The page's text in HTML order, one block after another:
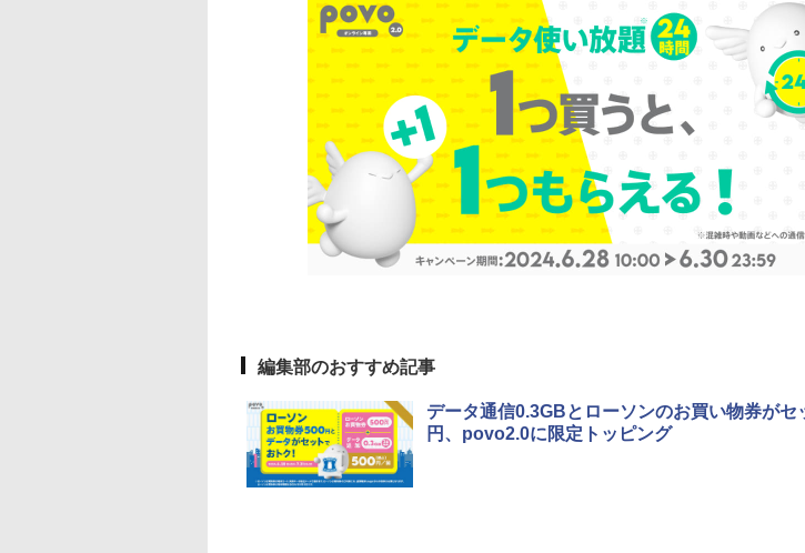
編集部のおすすめ記事
データ通信0.3GBとローソンのお買い物券がセ
円、povo2.0に限定トッピング